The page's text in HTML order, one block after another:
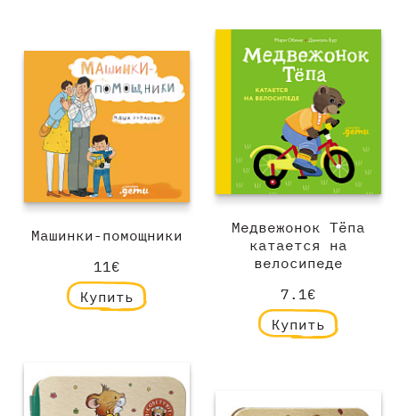
Медвежонок Тёпа
катается на
велосипеде
7.1€
Купить
Машинки-помощники
11€
Купить